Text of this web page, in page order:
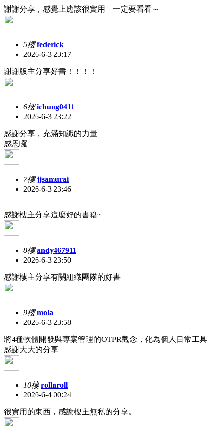
謝謝分享，感覺上應該很實用，一定要看看～
5樓 federick
2026-6-3 23:17
謝謝版主分享好書！！！！
6樓 ichung0411
2026-6-3 23:22
感謝分享，充滿知識的力量
感恩囉
7樓 jjsamurai
2026-6-3 23:46
感謝樓主分享這麼好的書籍~
8樓 andy467911
2026-6-3 23:50
感謝樓主分享有關組織團隊的好書
9樓 mola
2026-6-3 23:58
將4種軟體開發與專案管理的OTPR觀念，化為個人日常工具
感謝大大的分享
10樓 rollnroll
2026-6-4 00:24
很實用的東西，感謝樓主無私的分享。